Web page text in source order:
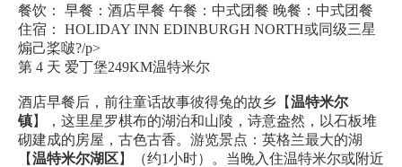
餐饮： 早餐：酒店早餐 午餐：中式团餐 晚餐：中式团餐
住宿： HOLIDAY INN EDINBURGH NORTH或同级三星
煽己桨啵?/p>
第 4 天 爱丁堡249KM温特米尔
酒店早餐后，前往童话故事彼得兔的故乡【温特米尔
镇】，这里星罗棋布的湖泊和山陵，诗意盎然，以石板堆
砌建成的房屋，古色古香。游览景点：英格兰最大的湖
【温特米尔湖区】（约1小时）。当晚入住温特米尔或附近